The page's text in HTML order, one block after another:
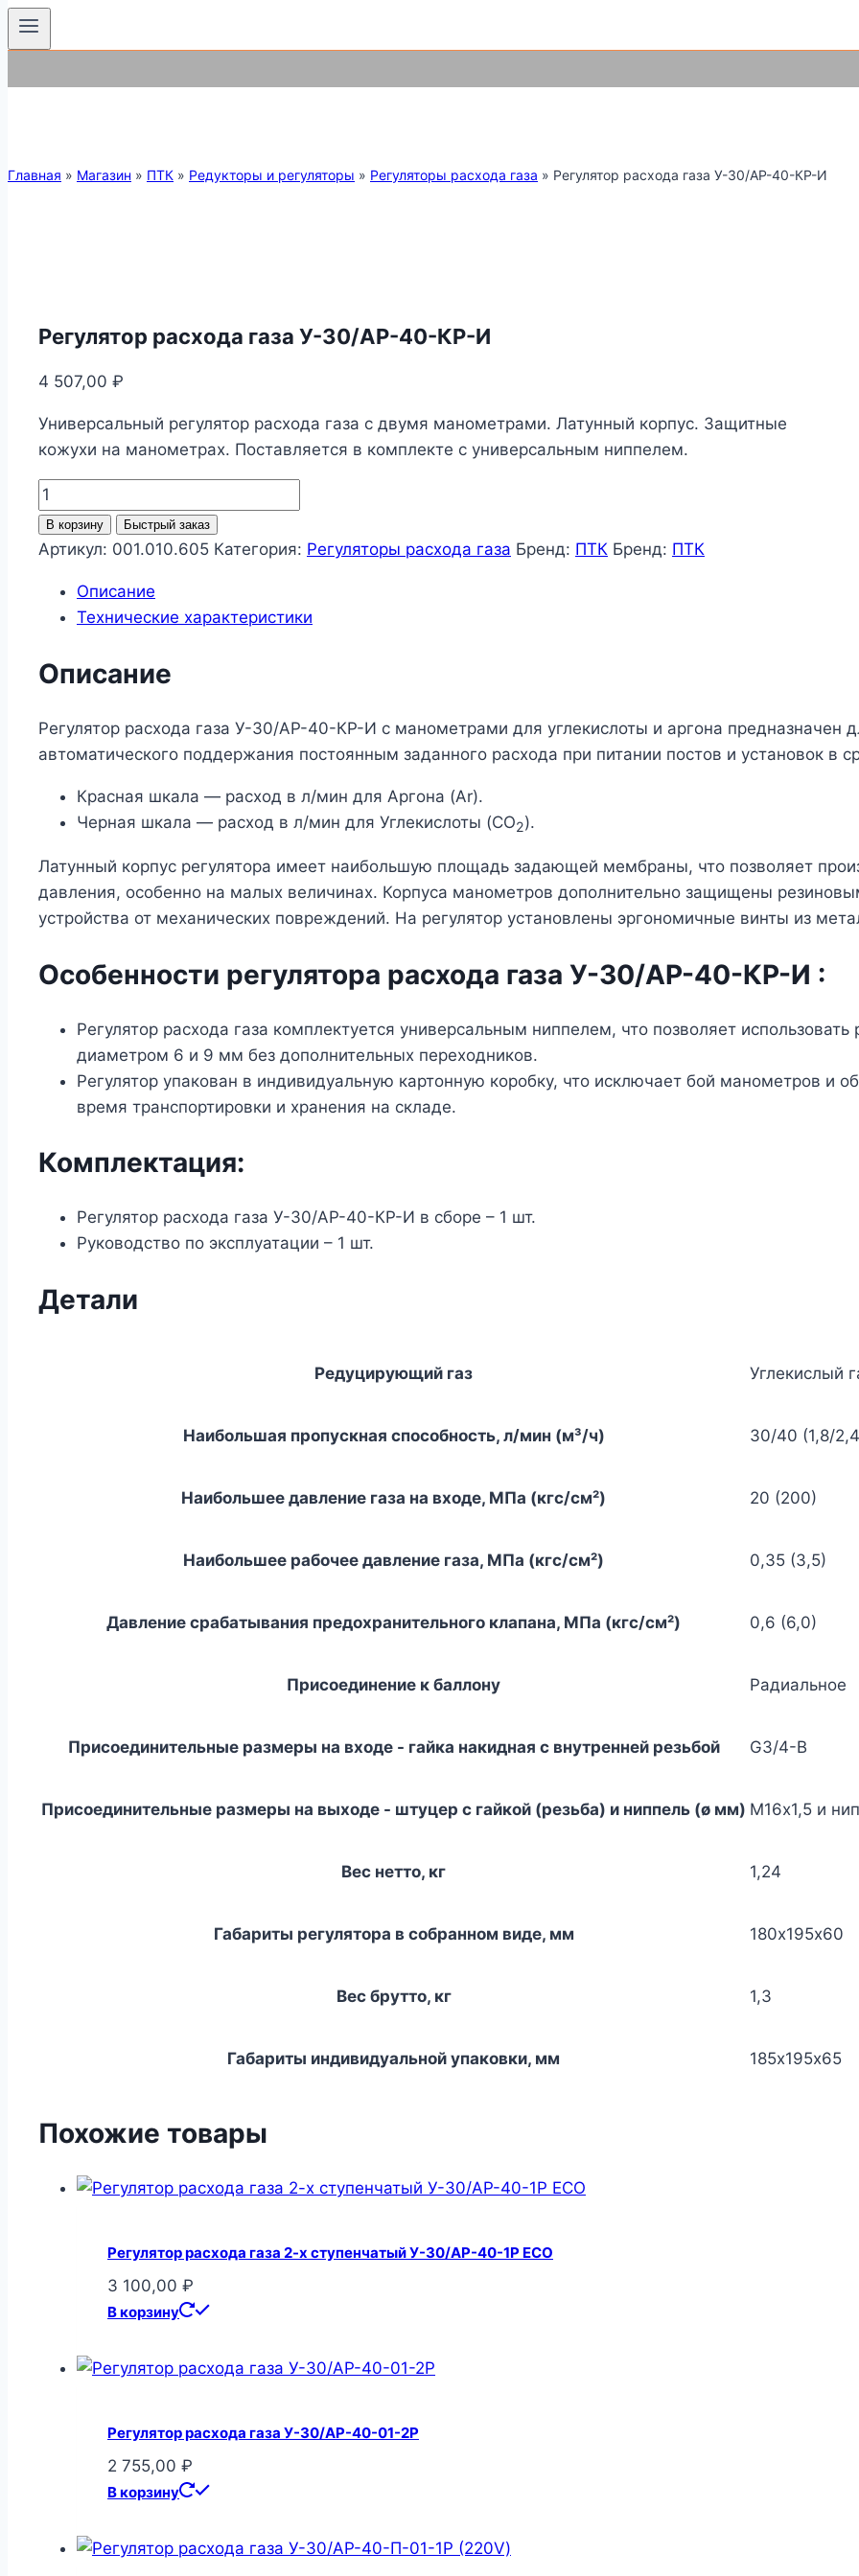
Главная » Магазин » ПТК » Редукторы и регуляторы » Регуляторы расхода газа » Регулятор расхода газа У-30/АР-40-КР-И
Регулятор расхода газа У-30/АР-40-КР-И
4 507,00 ₽
Универсальный регулятор расхода газа с двумя манометрами. Латунный корпус. Защитные
кожухи на манометрах. Поставляется в комплекте с универсальным ниппелем.
Количество
товара
Регулятор
газа
У-30/
КР-
В корзину Быстрый заказ
Артикул: 001.010.605 Категория: Регуляторы расхода газа Бренд: ПТК Бренд: ПТК
Описание
Технические характеристики
Описание
Регулятор расхода газа У-30/АР-40-КР-И с манометрами для углекислоты и аргона предназначен
автоматического поддержания постоянным заданного расхода при питании постов и установок в
Красная шкала — расход в л/мин для Аргона (Ar).
Черная шкала — расход в л/мин для Углекислоты (CO2).
Латунный корпус регулятора имеет наибольшую площадь задающей мембраны, что позволяет
давления, особенно на малых величинах. Корпуса манометров дополнительно защищены
устройства от механических повреждений. На регулятор установлены эргономичные винты из
Особенности регулятора расхода газа У-30/АР-40-КР-И :
Регулятор расхода газа комплектуется универсальным ниппелем, что позволяет
диаметром 6 и 9 мм без дополнительных переходников.
Регулятор упакован в индивидуальную картонную коробку, что исключает бой манометров и
время транспортировки и хранения на складе.
Комплектация:
Регулятор расхода газа У-30/АР-40-КР-И в сборе – 1 шт.
Руководство по эксплуатации – 1 шт.
Детали
Редуцирующий газ Углекислый
Наибольшая пропускная способность, л/мин (м³/ч) 30/40 (1,8/
Наибольшее давление газа на входе, МПа (кгс/см²) 20 (200)
Наибольшее рабочее давление газа, МПа (кгс/см²) 0,35 (3,5)
Давление срабатывания предохранительного клапана, МПа (кгс/см²) 0,6 (6,0)
Присоединение к баллону Радиальное
Присоединительные размеры на входе - гайка накидная с внутренней резьбой G3/4-B
Присоединительные размеры на выходе - штуцер с гайкой (резьба) и ниппель (ø мм) M16х1,5 и
Вес нетто, кг 1,24
Габариты регулятора в собранном виде, мм 180х195х60
Вес брутто, кг 1,3
Габариты индивидуальной упаковки, мм 185х195х65
Похожие товары
Регулятор расхода газа 2-х ступенчатый У-30/АР-40-1Р ECO
3 100,00 ₽
В корзину
Регулятор расхода газа У-30/АР-40-01-2Р
2 755,00 ₽
В корзину